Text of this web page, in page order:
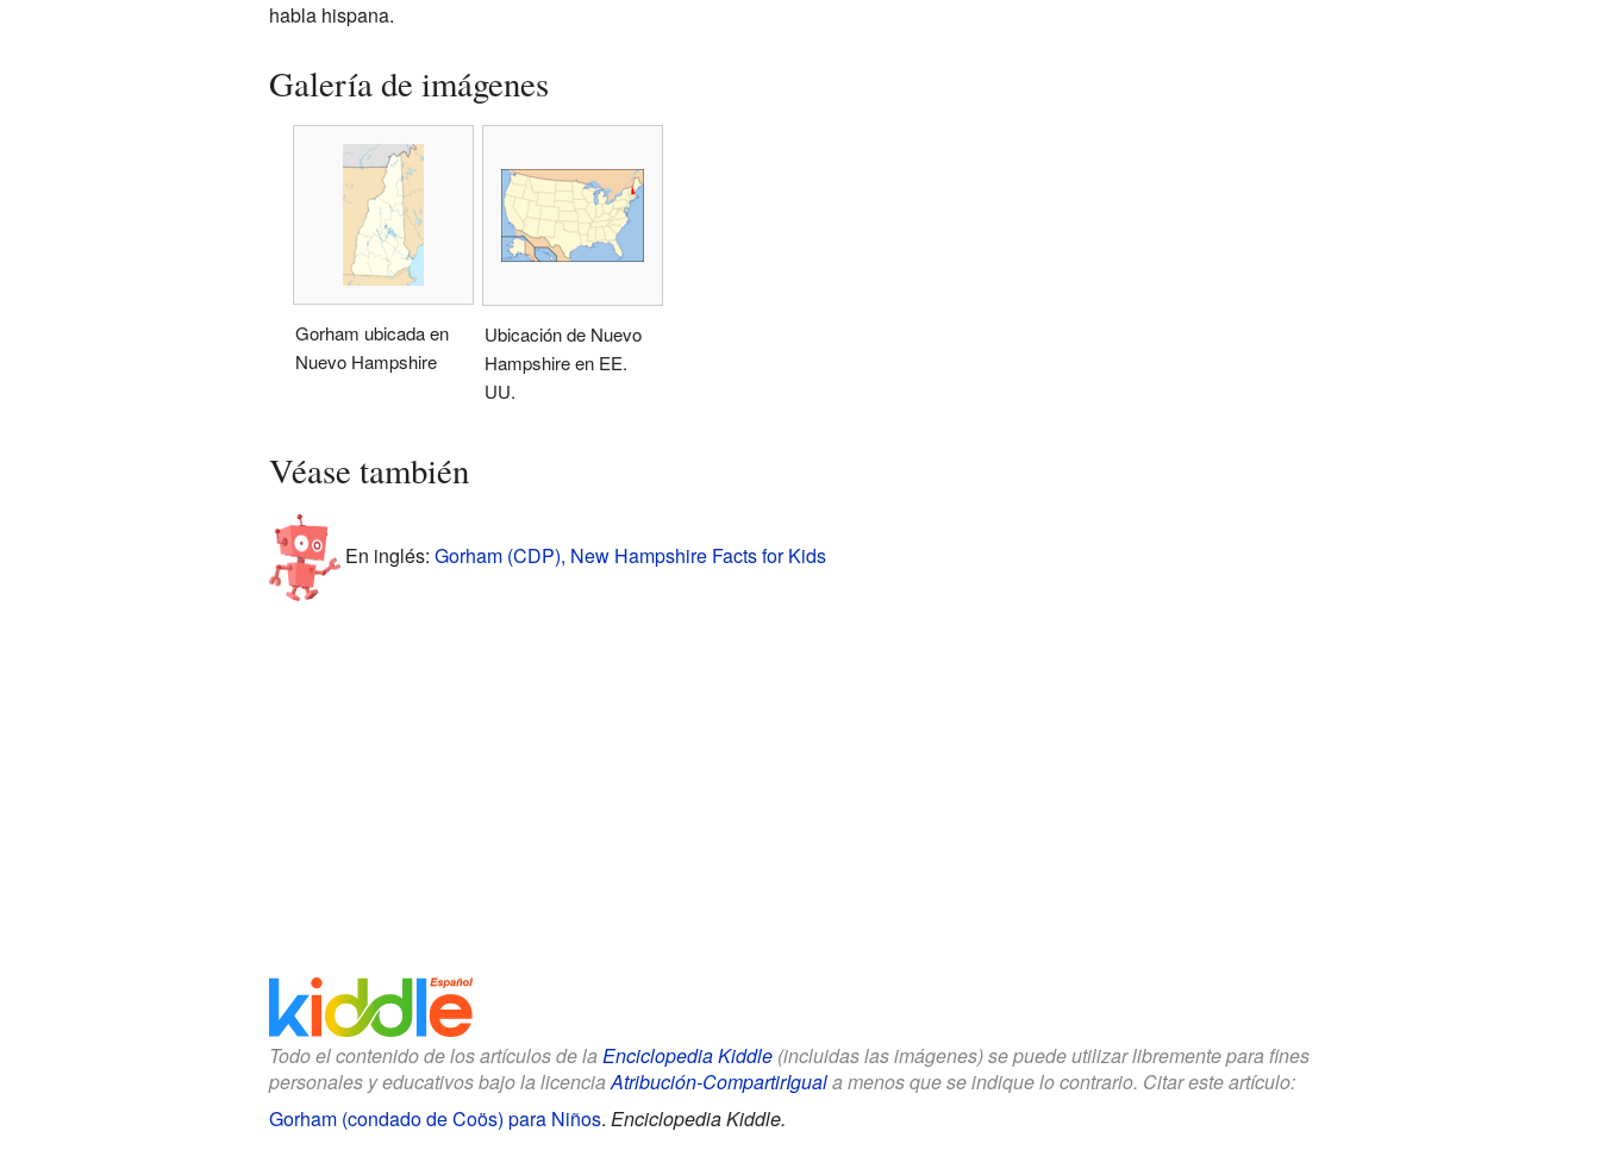
habla hispana.
Galería de imágenes
Gorham ubicada en
Nuevo Hampshire
Ubicación de Nuevo
Hampshire en EE.
UU.
Véase también
En inglés: Gorham (CDP), New Hampshire Facts for Kids
Todo el contenido de los artículos de la Enciclopedia Kiddle(incluidas las imágenes) se puede utilizar libremente para fines
personales y educativos bajo la licencia Atribución-CompartirIguala menos que se indique lo contrario. Citar este artículo:
Gorham (condado de Coös) para Niños. Enciclopedia Kiddle.